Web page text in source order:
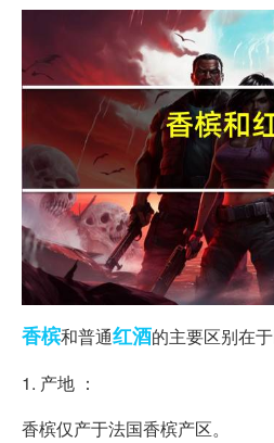
香槟和普通红酒的主要区别在
1. 产地 ：
香槟仅产于法国香槟产区。